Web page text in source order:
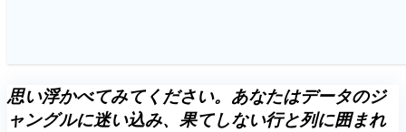
思い浮かべてみてください。あなたはデータのジ
ャングルに迷い込み、果てしない行と列に囲まれ